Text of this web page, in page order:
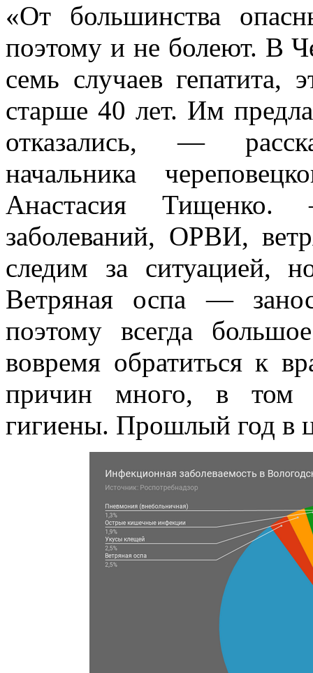
«От большинства
поэтому и не болеют. В
семь случаев гепатита,
старше 40 лет. Им
отказались, —
начальника
Анастасия
заболеваний, ОРВИ,
следим за ситуацией,
Ветряная оспа —
поэтому всегда
вовремя обратиться к
причин много, в том
гигиены. Прошлый год в